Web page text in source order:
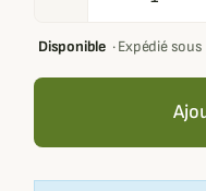
Disponible·Expédié